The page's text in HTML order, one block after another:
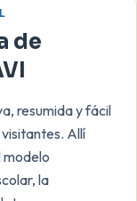
de
resumida y fácil
Allí
modelo
la